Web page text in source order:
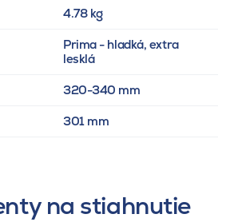
4.78 kg
Prima - hladká, extra
lesklá
320-340 mm
301 mm
na stiahnutie